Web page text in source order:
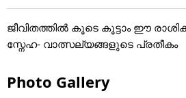
ജീവിതത്തിൽ കൂടെ കൂട്ടാം ഈ
സ്നേഹ- വാത്സല്യങ്ങളുടെ പ്രതീകം
Photo Gallery